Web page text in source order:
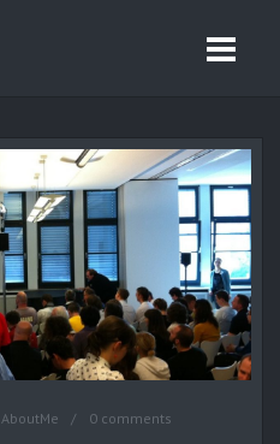
AboutMe 0 comments